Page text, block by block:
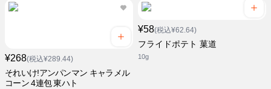
¥268(税込¥289.44)
それいけ!アンパンマン キャラメル
コーン 4連包 東ハト
¥58(税込¥62.64)
フライドポテト 菓道
10g